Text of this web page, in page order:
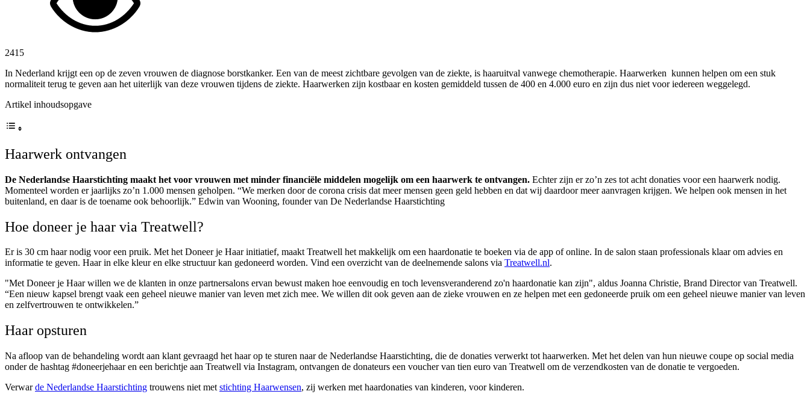
2415
In Nederland krijgt een op de zeven vrouwen de diagnose borstkanker. Een van de meest zichtbare gevolgen van de ziekte, is haaruitval vanwege chemotherapie. Haarwerken kunnen helpen om een stuk
normaliteit terug te geven aan het uiterlijk van deze vrouwen tijdens de ziekte. Haarwerken zijn kostbaar en kosten gemiddeld tussen de 400 en 4.000 euro en zijn dus niet voor iedereen weggelegd.
Artikel inhoudsopgave
Haarwerk ontvangen
De Nederlandse Haarstichting maakt het voor vrouwen met minder financiële middelen mogelijk om een haarwerk te ontvangen. Echter zijn er zo’n zes tot acht donaties voor een haarwerk nodig.
Momenteel worden er jaarlijks zo’n 1.000 mensen geholpen. “We merken door de corona crisis dat meer mensen geen geld hebben en dat wij daardoor meer aanvragen krijgen. We helpen ook mensen in het
buitenland, en daar is de toename ook behoorlijk.” Edwin van Wooning, founder van De Nederlandse Haarstichting
Hoe doneer je haar via Treatwell?
Er is 30 cm haar nodig voor een pruik. Met het Doneer je Haar initiatief, maakt Treatwell het makkelijk om een haardonatie te boeken via de app of online. In de salon staan professionals klaar om advies en
informatie te geven. Haar in elke kleur en elke structuur kan gedoneerd worden. Vind een overzicht van de deelnemende salons via Treatwell.nl.
"Met Doneer je Haar willen we de klanten in onze partnersalons ervan bewust maken hoe eenvoudig en toch levensveranderend zo'n haardonatie kan zijn", aldus Joanna Christie, Brand Director van Treatwell.
“Een nieuw kapsel brengt vaak een geheel nieuwe manier van leven met zich mee. We willen dit ook geven aan de zieke vrouwen en ze helpen met een gedoneerde pruik om een ​​geheel nieuwe manier van leven
en zelfvertrouwen te ontwikkelen.”
Haar opsturen
Na afloop van de behandeling wordt aan klant gevraagd het haar op te sturen naar de Nederlandse Haarstichting, die de donaties verwerkt tot haarwerken. Met het delen van hun nieuwe coupe op social media
onder de hashtag #doneerjehaar en een berichtje aan Treatwell via Instagram, ontvangen de donateurs een voucher van tien euro van Treatwell om de verzendkosten van de donatie te vergoeden.
Verwarde Nederlandse Haarstichting trouwens niet met stichting Haarwensen, zij werken met haardonaties van kinderen, voor kinderen.